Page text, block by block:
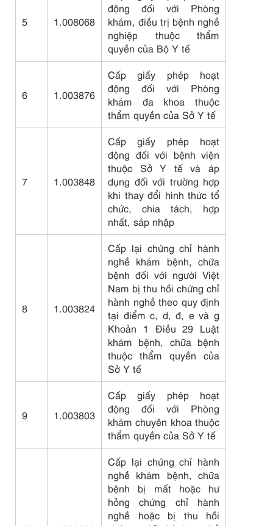
5 1.008068
động đối với Phòng
khám, điều trị bệnh nghề
nghiệp thuộc thẩm
quyền của Bộ Y tế
6 1.003876
Cấp giấy phép hoạt
động đối với Phòng
khám đa khoa thuộc
thẩm quyền của Sở Y tế
7 1.003848
Cấp giấy phép hoạt
động đối với bệnh viện
thuộc Sở Y tế và áp
dụng đối với trường hợp
khi thay đổi hình thức tổ
chức, chia tách, hợp
nhất, sáp nhập
8 1.003824
Cấp lại chứng chỉ hành
nghề khám bệnh, chữa
bệnh đối với người Việt
Nam bị thu hồi chứng chỉ
hành nghề theo quy định
tại điểm c, d, đ, e và g
Khoản 1 Điều 29 Luật
khám bệnh, chữa bệnh
thuộc thẩm quyền của
Sở Y tế
9 1.003803
Cấp giấy phép hoạt
động đối với Phòng
khám chuyên khoa thuộc
thẩm quyền của Sở Y tế
Cấp lại chứng chỉ hành
nghề khám bệnh, chữa
bệnh bị mất hoặc hư
hỏng chứng chỉ hành
nghề hoặc bị thu hồi